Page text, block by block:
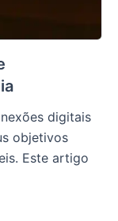
digitais
objetivos
Este artigo